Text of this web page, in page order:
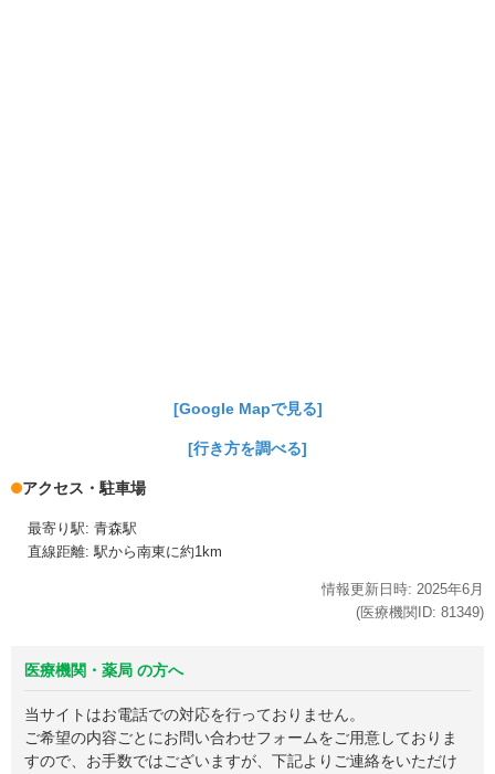
[Google Mapで見る]
[行き方を調べる]
アクセス・駐車場
最寄り駅: 青森駅
直線距離: 駅から南東に約1km
情報更新日時: 2025年6月
(医療機関ID: 81349)
医療機関・薬局 の方へ
当サイトはお電話での対応を行っておりません。
ご希望の内容ごとにお問い合わせフォームをご用意しておりま
すので、お手数ではございますが、下記よりご連絡をいただけ